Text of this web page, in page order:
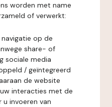
worden met name
of verwerkt:
op de
share- of
sociale media
/ geïntegreerd
de website
interacties met de
invoeren van